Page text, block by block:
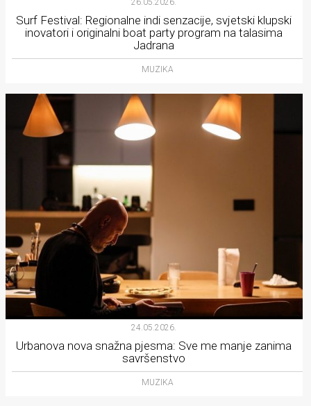
26.05.2026.
Surf Festival: Regionalne indi senzacije, svjetski klupski
inovatori i originalni boat party program na talasima
Jadrana
MUZIKA
24.05.2026.
Urbanova nova snažna pjesma: Sve me manje zanima
savršenstvo
MUZIKA